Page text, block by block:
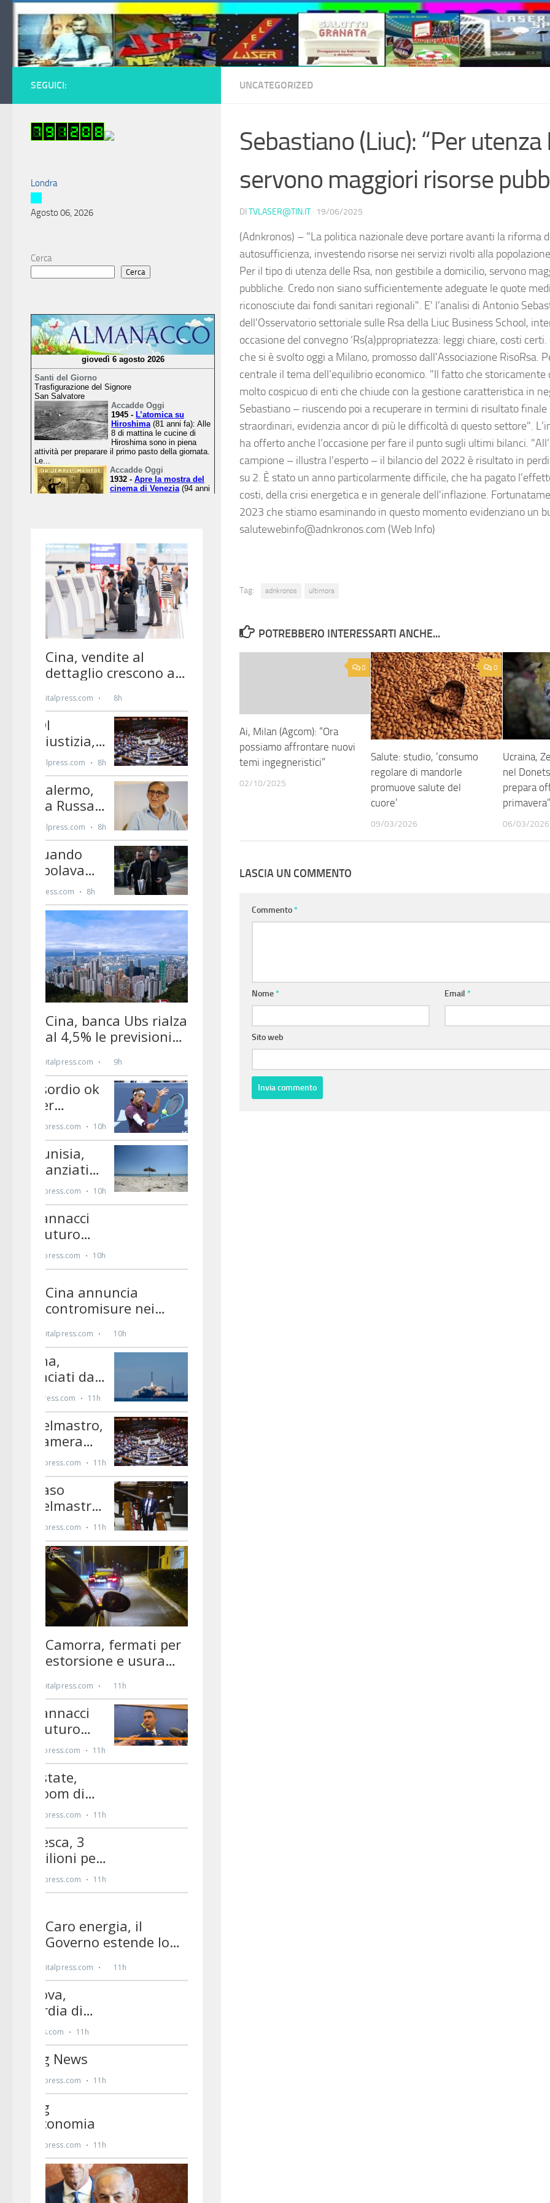
Salta al contenuto
UNCATEGORIZED
Sebastiano (Liuc): “Per utenza
servono maggiori risorse
DI TVLASER@TIN.IT · 19/06/2025
(Adnkronos) – "La politica nazionale deve portare avanti la riforma
autosufficienza, investendo risorse nei servizi rivolti alla
Per il tipo di utenza delle Rsa, non gestibile a domicilio, servono
pubbliche. Credo non siano sufficientemente adeguate le quote
riconosciute dai fondi sanitari regionali". E' l’analisi di Antonio
dell’Osservatorio settoriale sulle Rsa della Liuc Business School,
occasione del convegno ‘Rs(a)ppropriatezza: leggi chiare, costi certi.
che si è svolto oggi a Milano, promosso dall'Associazione RisoRsa.
centrale il tema dell’equilibrio economico. "Il fatto che storicamente
molto cospicuo di enti che chiude con la gestione caratteristica in
Sebastiano – riuscendo poi a recuperare in termini di risultato finale
straordinari, evidenzia ancor di più le difficoltà di questo settore".
ha offerto anche l’occasione per fare il punto sugli ultimi bilanci.
campione – illustra l'esperto – il bilancio del 2022 è risultato in
su 2. È stato un anno particolarmente difficile, che ha pagato
costi, della crisi energetica e in generale dell'inflazione.
2023 che stiamo esaminando in questo momento evidenziano un
salutewebinfo@adnkronos.com (Web Info)
Tag: adnkronos ultimora
POTREBBERO INTERESSARTI ANCHE...
0
Ai, Milan (Agcom): “Ora
possiamo affrontare nuovi
temi ingegneristici”
02/10/2025
0
Salute: studio, ‘consumo
regolare di mandorle
promuove salute del
cuore’
09/03/2026
Ucraina,
nel
prepara
primavera”
06/03/2026
LASCIA UN COMMENTO
Commento*
Nome* Email*
Sito web
SEGUICI:
Londra
Agosto 06, 2026
Cerca
Cerca